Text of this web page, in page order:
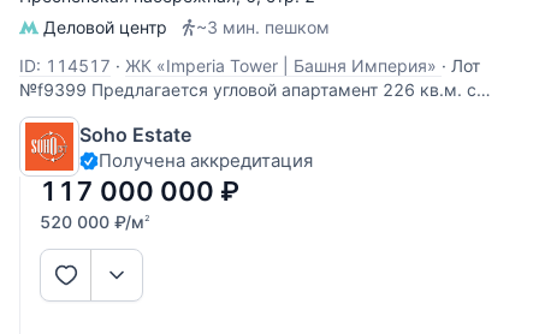
Деловой центр
~3 мин. пешком
ID: 114517 · ЖК «Imperia Tower | Башня Империя» · Лот
№f9399 Предлагается угловой апартамент 226 кв.м. с
самым лучшим видом на центр города! Планировка
предполагает кухню-гостиную, 3 спальни, 3 санузла,
гардеробную и построчную. Невероятная панорама
Москвы с 48 этажа. К услугам новых владельцев
Soho Estate
Получена аккредитация
117 000 000 ₽
520 000 ₽/м2